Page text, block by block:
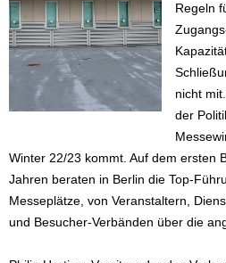
Regeln
nicht
der
Winter 22/23 kommt. Auf dem ersten
Jahren beraten in Berlin die Top-
Messeplätze, von Veranstaltern,
und Besucher-Verbänden über die